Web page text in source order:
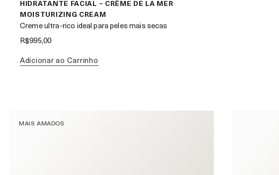
HIDRATANTE FACIAL – CRÈME DE LA MER
MOISTURIZING CREAM
Creme ultra-rico ideal para peles mais secas
R$995,00
Adicionar ao Carrinho
MAIS AMADOS